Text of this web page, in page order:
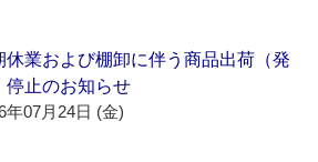
休業および棚卸に伴う商品出荷（発
停止のお知らせ
年07月24日 (金)